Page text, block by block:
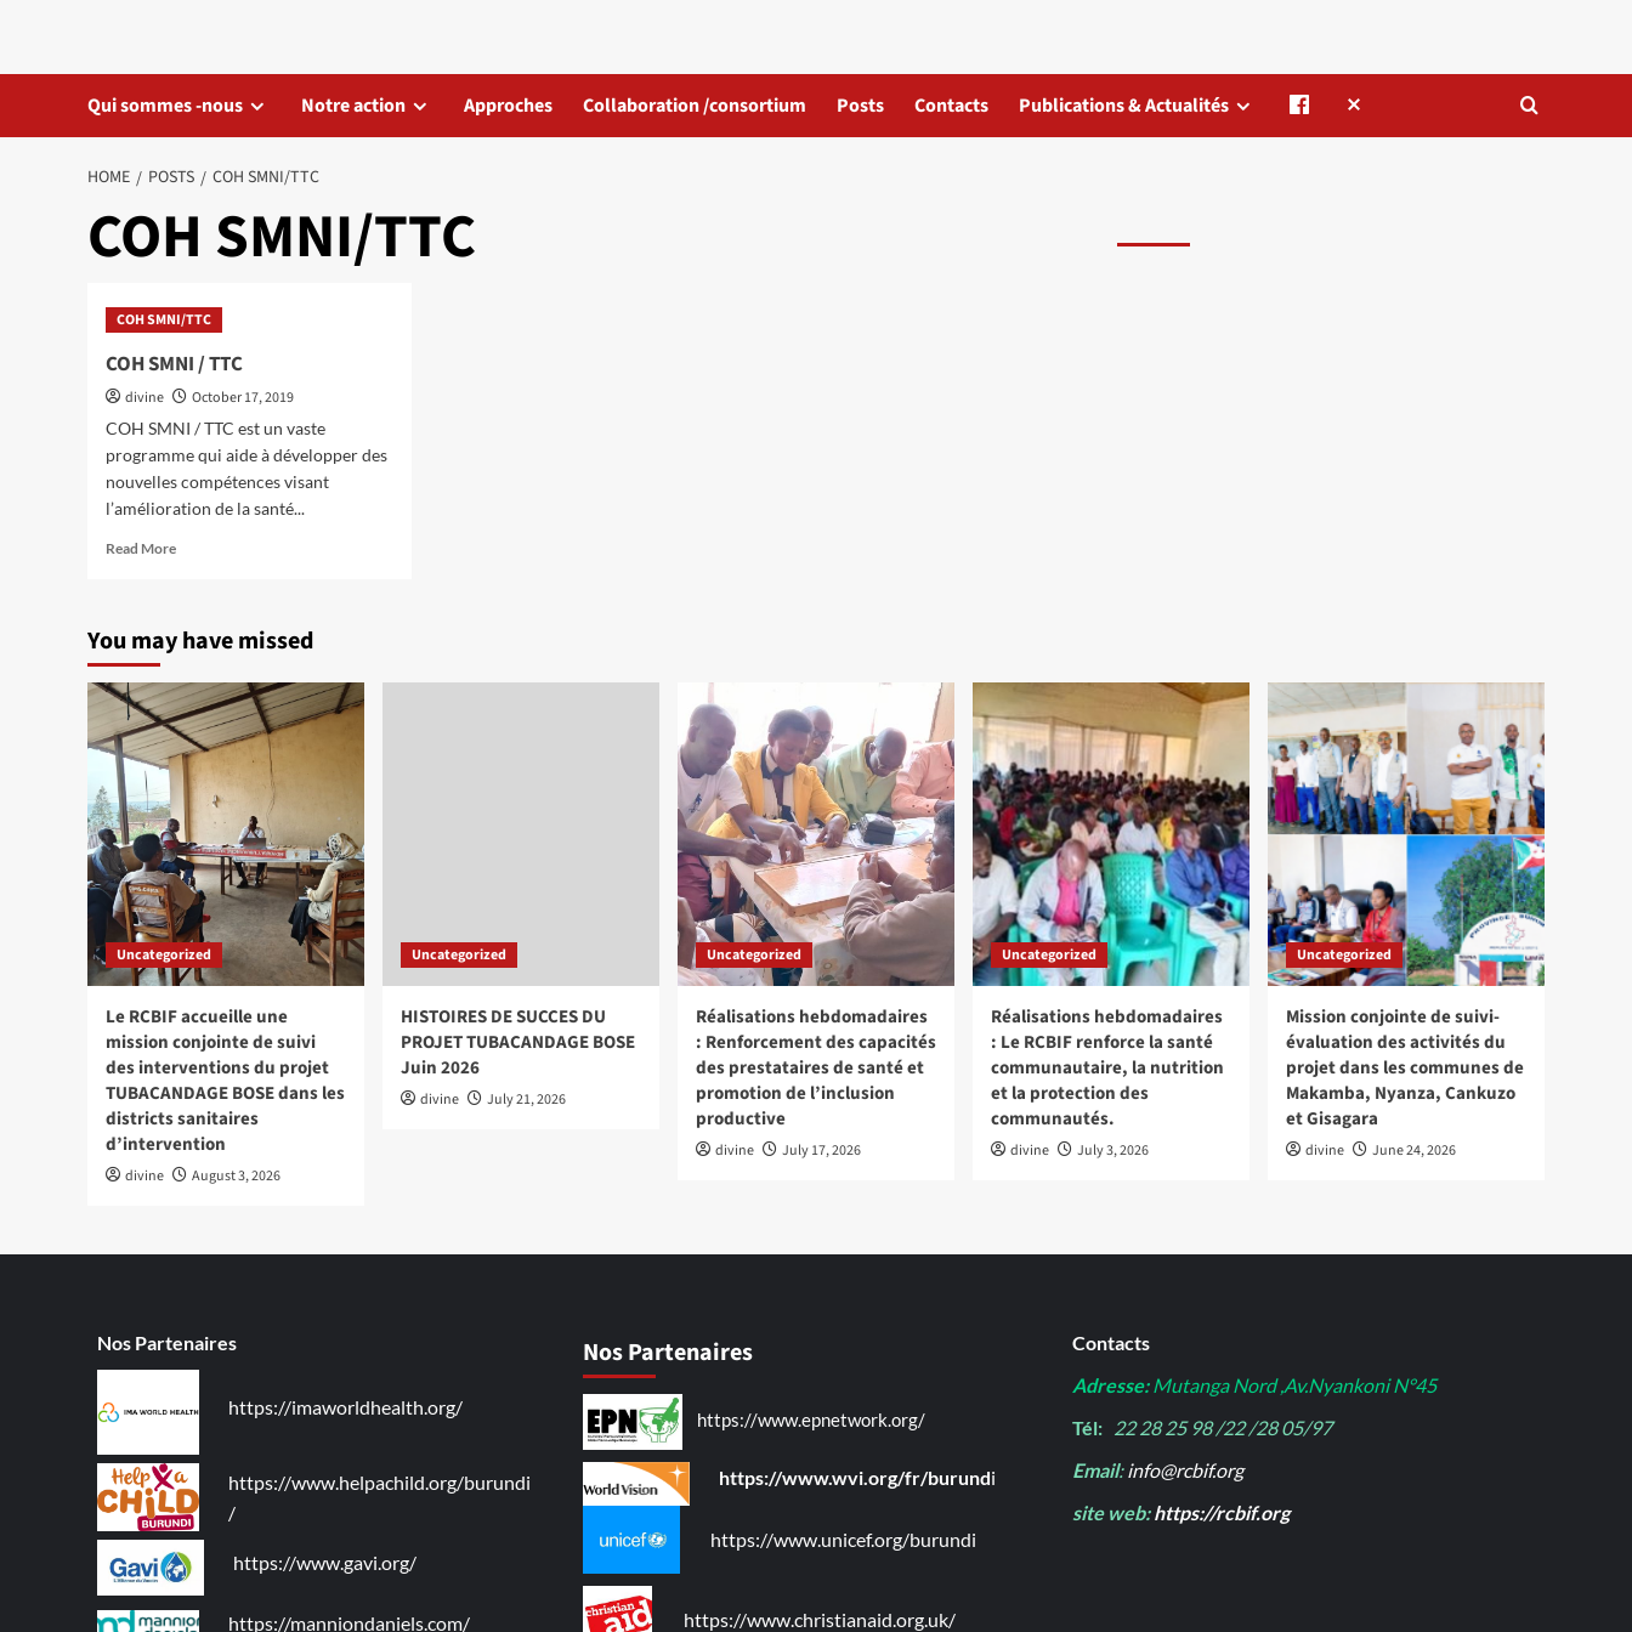
content
Qui sommes -nous Notre action Approches Collaboration /consortium Posts Contacts Publications & Actualités
HOME POSTS COH SMNI/TTC
COH SMNI/TTC
COH SMNI/TTC
COH SMNI / TTC
divine
October 17, 2019
COH SMNI / TTC est un vaste
programme qui aide à développer des
nouvelles compétences visant
l’amélioration de la santé...
Read MoreRead
SMNI
TTC
You may have missed
Uncategorized
Le RCBIF accueille une
mission conjointe de suivi
des interventions du projet
TUBACANDAGE BOSE dans les
districts sanitaires
d’intervention
divine August 3, 2026
Uncategorized
HISTOIRES DE SUCCES DU
PROJET TUBACANDAGE BOSE
Juin 2026
divine July 21, 2026
Uncategorized
Réalisations hebdomadaires
: Renforcement des capacités
des prestataires de santé et
promotion de l’inclusion
productive
divine July 17, 2026
Uncategorized
Réalisations hebdomadaires
: Le RCBIF renforce la santé
communautaire, la nutrition
et la protection des
communautés.
divine July 3, 2026
Uncategorized
Mission conjointe de suivi-
évaluation des activités du
projet dans les communes de
Makamba, Nyanza, Cankuzo
et Gisagara
divine June 24, 2026
Nos Partenaires
https://imaworldhealth.org/
https://www.helpachild.org/burundi
/
https://www.gavi.org/
https://manniondaniels.com/
Nos Partenaires
https://www.epnetwork.org/
https://www.wvi.org/fr/burundi
https://www.unicef.org/burundi
https://www.christianaid.org.uk/
Contacts
Adresse:Mutanga Nord ,Av.Nyankoni N°45
Tél: 22 28 25 98 /22 /28 05/97
Email:info@rcbif.org
site web:https://rcbif.org